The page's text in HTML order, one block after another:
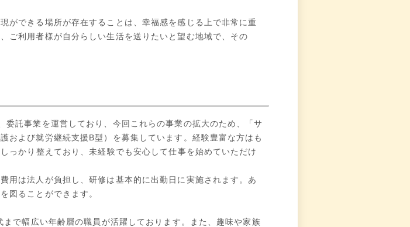
ができる場所が存在することは、幸福感を感じる上で非常に重
ご利用者様が自分らしい生活を送りたいと望む地域で、その
託事業を運営しており、今回これらの事業の拡大のため、「サ
および就労継続支援B型）を募集しています。経験豊富な方はも
っかり整えており、未経験でも安心して仕事を始めていただけ
用は法人が負担し、研修は基本的に出勤日に実施されます。あ
図ることができます。
で幅広い年齢層の職員が活躍しております。また、趣味や家族